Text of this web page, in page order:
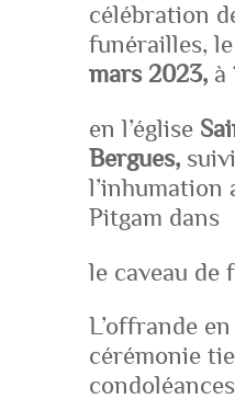
célébration
funérailles, le
mars 2023, à
en l’église
Bergues,
l’inhumation
Pitgam dans
le caveau de
L’offrande
cérémonie